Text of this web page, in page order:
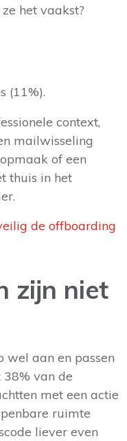
het vaakst?
(11%).
context,
mailwisseling
of een
thuis in het
de offboarding
zijn niet
wel aan en passen
38% van de
met een actie
ruimte
liever even